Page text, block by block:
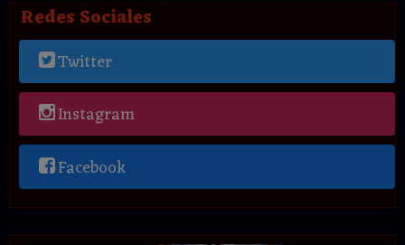
Redes Sociales
Twitter
Instagram
Facebook